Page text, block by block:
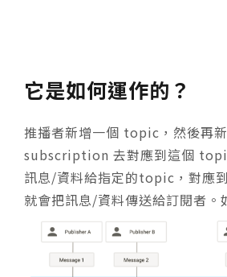
它是如何運作的？
推播者新增一個 topic，然後再
subscription 去對應到這個
訊息/資料給指定的topic，對應
就會把訊息/資料傳送給訂閱者。